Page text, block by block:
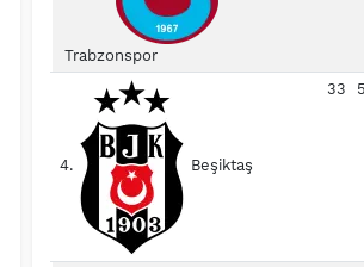
Trabzonspor
4. Beşiktaş
33